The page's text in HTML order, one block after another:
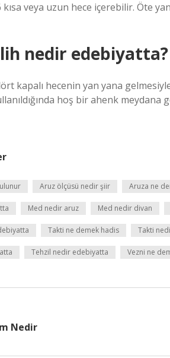
kısa veya uzun hece içerebilir. Öte
nedir edebiyatta?
kapalı hecenin yan yana
hoş bir ahenk
Aruz ölçüsü nedir şiir Aruza ne
Med nedir aruz Med nedir divan
Takti ne demek hadis Takti
Tehzil nedir edebiyatta Vezni ne
Nedir